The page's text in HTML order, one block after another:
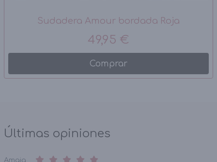
Sudadera Amour bordada Roja
49,95 €
Comprar
Últimas opiniones
Amaia